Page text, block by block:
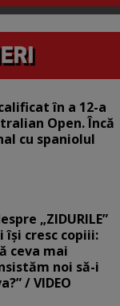
în a 12-a
Open. Încă
cu spaniolul
„ZIDURILE”
cresc copiii:
ceva mai
noi să-i
/ VIDEO